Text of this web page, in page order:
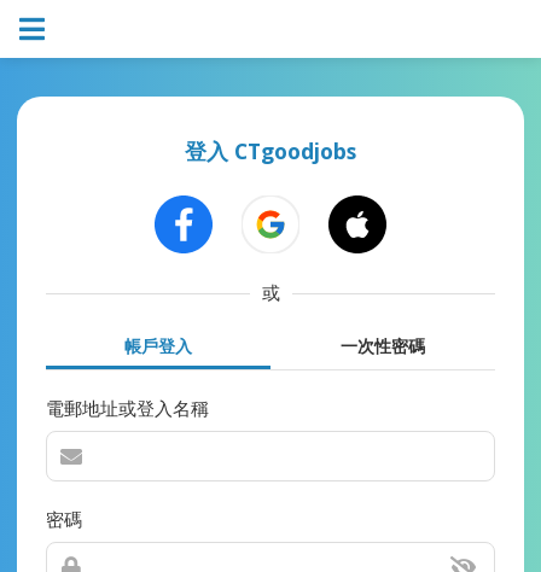
登入 CTgoodjobs
或
帳戶登入 一次性密碼
電郵地址或登入名稱
密碼